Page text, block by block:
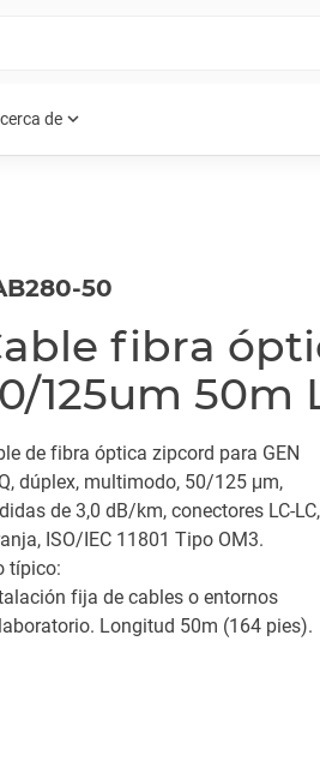
de expand_more
50
fibra
125um 50m
de fibra óptica zipcord para GEN
dúplex, multimodo, 50/125 μm,
de 3,0 dB/km, conectores LC-LC,
ISO/IEC 11801 Tipo OM3.
típico:
fija de cables o entornos
Longitud 50m (164 pies).